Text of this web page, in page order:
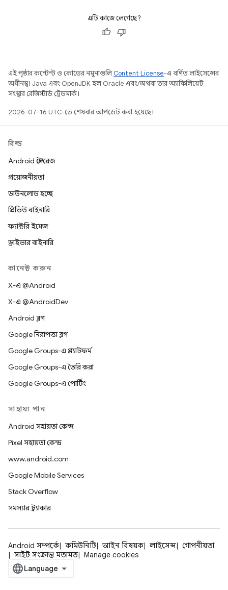
এটি কাজে লেগেছে?
এই পৃষ্ঠার কন্টেন্ট ও কোডের নমুনাগুলিContent License-এ বর্ণিত লাইসেন্সের
অধীনস্থ। Java এবং OpenJDK হল Oracle এবং/অথবা তার অ্যাফিলিয়েট
সংস্থার রেজিস্টার্ড ট্রেডমার্ক।
2026-07-16 UTC-তে শেষবার আপডেট করা হয়েছে।
বিল্ড
Android স্টোরেজ
প্রয়োজনীয়তা
ডাউনলোড হচ্ছে
প্রিভিউ বাইনারি
ফ্যাক্টরি ইমেজ
ড্রাইভার বাইনারি
কানেক্ট করুন
X-এ @Android
X-এ @AndroidDev
Android ব্লগ
Google নিরাপত্তা ব্লগ
Google Groups-এ প্ল্যাটফর্ম
Google Groups-এ তৈরি করা
Google Groups-এ পোর্টিং
সাহায্য পান
Android সহায়তা কেন্দ্র
Pixel সহায়তা কেন্দ্র
www.android.com
Google Mobile Services
Stack Overflow
সমস্যার ট্র্যাকার
Android সম্পর্কে কমিউনিটি আইন বিষয়ক লাইসেন্স
গোপনীয়তা
সাইট সংক্রান্ত মতামত
Manage cookies